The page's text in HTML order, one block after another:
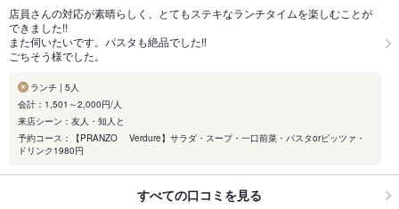
店員さんの対応が素晴らしく、とてもステキなランチタイムを楽しむことが
できました!!
また伺いたいです。パスタも絶品でした!!
ごちそう様でした。
ランチ | 5人
会計：1,501～2,000円/人
来店シーン：友人・知人と
予約コース：【PRANZO Verdure】サラダ・スープ・一口前菜・パスタorピッツァ・
ドリンク1980円
すべての口コミを見る